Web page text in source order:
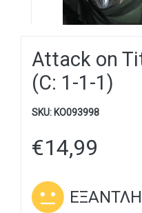
Attack on
(C: 1-1-1)
SKU: KO093998
€14,99